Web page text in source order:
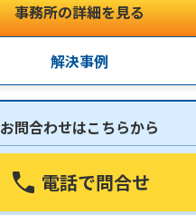
事務所の詳細を見る
解決事例
お問合わせはこちらから
電話で問合せ